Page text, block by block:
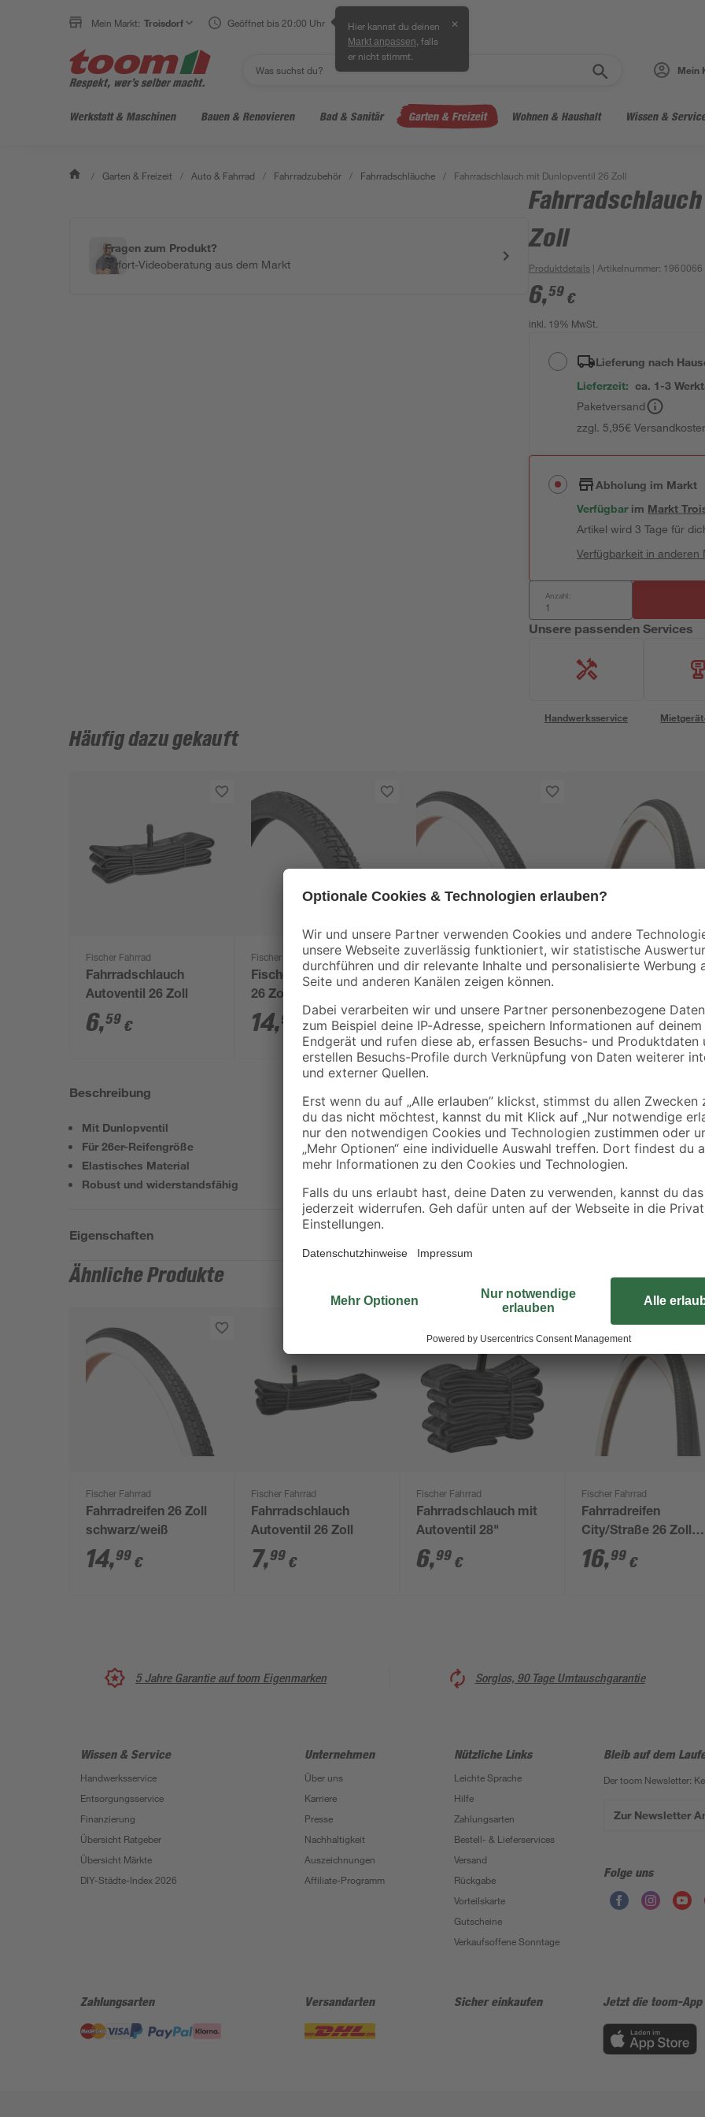
Mein Markt: Troisdorf Geöffnet bis 20:00 Uhr Hier kannst du deinen
Markt anpassen , falls
er nicht stimmt.
✕
Mein
Werkstatt & Maschinen Bauen & Renovieren Bad & Sanitär Garten & Freizeit Wohnen & Haushalt Wissen &
/ Garten & Freizeit / Auto & Fahrrad / Fahrradzubehör / Fahrradschläuche / Fahrradschlauch mit Dunlopventil 26 Zoll
Fragen zum Produkt?
Sofort-Videoberatung aus dem Markt
Zoll
Produktdetails | Artikelnummer: 1960066
6,59 €
inkl. 19% MwSt.
Lieferung nach
Lieferzeit: ca. 1-3
Paketversand
zzgl. 5,95€
Abholung im Markt
Verfügbar im Markt
Artikel wird 3 Tage für
Verfügbarkeit in anderen
Anzahl:
Unsere passenden Services
Handwerksservice
Häufig dazu gekauft
Fischer Fahrrad
Fahrradschlauch
Autoventil 26 Zoll
6,59 €
Fischer Fahrrad
Fischer Straßenreifen
26 Zoll
14,99 €
Fischer Fahrrad
Fahrradreifen 26 Zoll
14,99€
Fischer Fahrrad
47-559 schwarz
16,99€
Beschreibung
Mit Dunlopventil
Für 26er-Reifengröße
Elastisches Material
Robust und widerstandsfähig
Der Fahrradschlauch aus dem
elastische Material des
einer 26er-Größe.
Eigenschaften
Ähnliche Produkte
Fischer Fahrrad
Fahrradreifen 26 Zoll
schwarz/weiß
14,99 €
Fischer Fahrrad
Fahrradschlauch
Autoventil 26 Zoll
7,99 €
Fischer Fahrrad
Fahrradschlauch mit
Autoventil 28"
6,99 €
Fischer Fahrrad
Fahrradreifen
City/Straße 26 Zoll
47-559 schwarz
16,99 €
5 Jahre Garantie auf toom Eigenmarken Sorglos, 90 Tage Umtauschgarantie
Wissen & Service
Handwerksservice
Entsorgungsservice
Finanzierung
Übersicht Ratgeber
Übersicht Märkte
DIY-Städte-Index 2026
Unternehmen
Über uns
Karriere
Presse
Nachhaltigkeit
Auszeichnungen
Affiliate-Programm
Nützliche Links
Leichte Sprache
Hilfe
Zahlungsarten
Bestell- & Lieferservices
Versand
Rückgabe
Vorteilskarte
Gutscheine
Verkaufsoffene Sonntage
Bleib auf dem
Der toom Newsletter:
Zur Newsletter
Folge uns
Zahlungsarten Versandarten Sicher einkaufen Jetzt die toom-